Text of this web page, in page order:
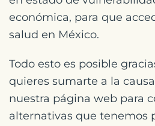
económica, para que
salud en México.
Todo esto es posible
quieres sumarte a la
nuestra página web para
alternativas que tenemos